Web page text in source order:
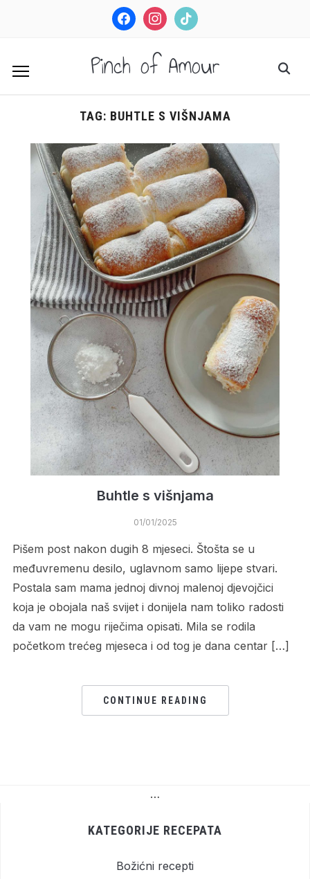
facebookinstagramtiktok
Pinch of Amour
TAG: BUHTLE S VIŠNJAMA
Buhtle s višnjama
01/01/2025
Pišem post nakon dugih 8 mjeseci. Štošta se u
međuvremenu desilo, uglavnom samo lijepe stvari.
Postala sam mama jednoj divnoj malenoj djevojčici
koja je obojala naš svijet i donijela nam toliko radosti
da vam ne mogu riječima opisati. Mila se rodila
početkom trećeg mjeseca i od tog je dana centar […]
CONTINUE READING
…
KATEGORIJE RECEPATA
Božićni recepti